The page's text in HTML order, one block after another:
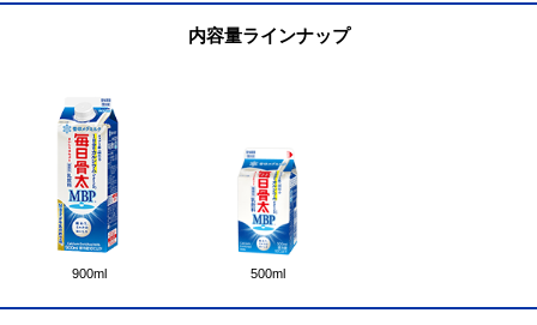
内容量ラインナップ
900ml 500ml